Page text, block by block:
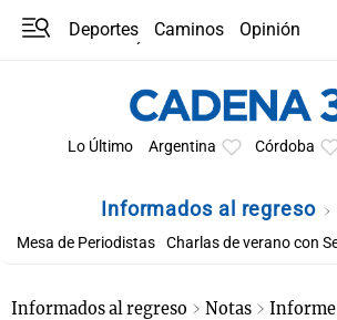
Deportes Caminos
Opinión
Lo Último Argentina Córdoba
Informados al regreso
Mesa de Periodistas Charlas de verano con
Informados al regreso Notas Informe